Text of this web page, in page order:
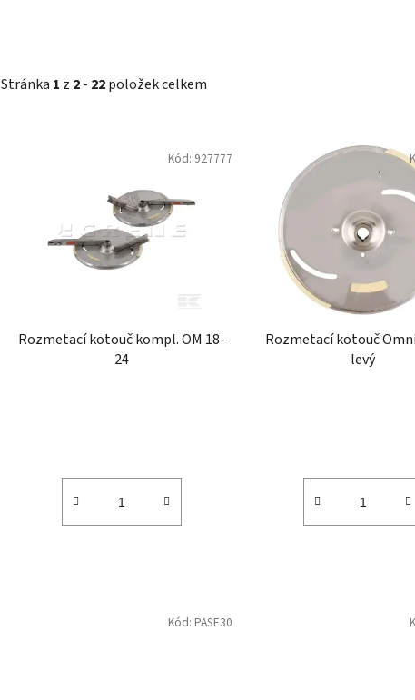
Stránka 1 z 2- 22položek celkem
Rozmetací kotouč kompl. OM 18-
24
Kód: 927777
Rozmetací kotouč
levý
Kód: PASE30